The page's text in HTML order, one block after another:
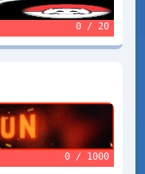
0 / 20
0 / 1000